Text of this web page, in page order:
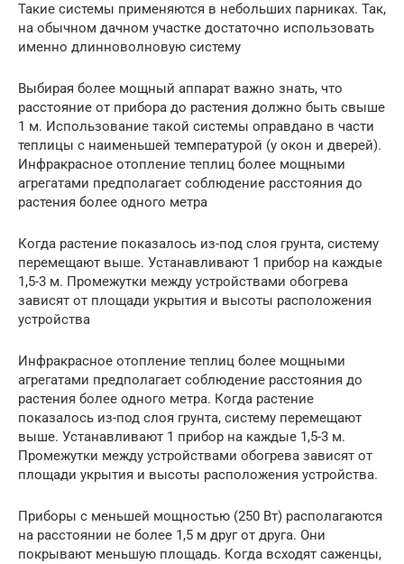
Такие системы применяются в небольших парниках. Так,
на обычном дачном участке достаточно использовать
именно длинноволновую систему
Выбирая более мощный аппарат важно знать, что
расстояние от прибора до растения должно быть свыше
1 м. Использование такой системы оправдано в части
теплицы с наименьшей температурой (у окон и дверей).
Инфракрасное отопление теплиц более мощными
агрегатами предполагает соблюдение расстояния до
растения более одного метра
Когда растение показалось из-под слоя грунта, систему
перемещают выше. Устанавливают 1 прибор на каждые
1,5-3 м. Промежутки между устройствами обогрева
зависят от площади укрытия и высоты расположения
устройства
Инфракрасное отопление теплиц более мощными
агрегатами предполагает соблюдение расстояния до
растения более одного метра. Когда растение
показалось из-под слоя грунта, систему перемещают
выше. Устанавливают 1 прибор на каждые 1,5-3 м.
Промежутки между устройствами обогрева зависят от
площади укрытия и высоты расположения устройства.
Приборы с меньшей мощностью (250 Вт) располагаются
на расстоянии не более 1,5 м друг от друга. Они
покрывают меньшую площадь. Когда всходят саженцы,